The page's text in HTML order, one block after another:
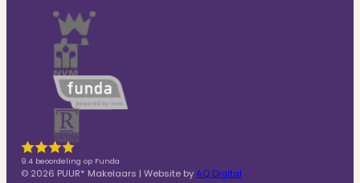
9.4 beoordeling op Funda
© 2026 PUUR* Makelaars | Website byAQ Digital